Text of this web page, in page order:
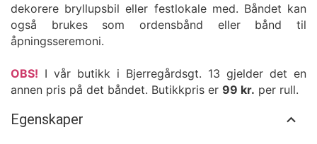
dekorere bryllupsbil eller festlokale med. Båndet kan
også brukes som ordensbånd eller bånd til
åpningsseremoni.
OBS! I vår butikk i Bjerregårdsgt. 13 gjelder det en
annen pris på det båndet. Butikkpris er 99 kr. per rull.
Egenskaper